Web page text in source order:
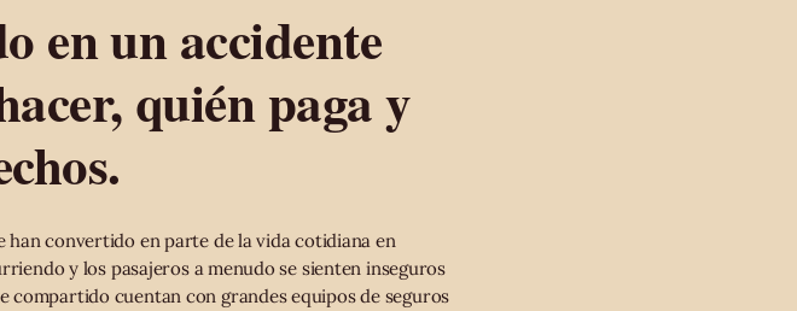
en un accidente
quién paga y
convertido en parte de la vida cotidiana en
y los pasajeros a menudo se sienten inseguros
cuentan con grandes equipos de seguros